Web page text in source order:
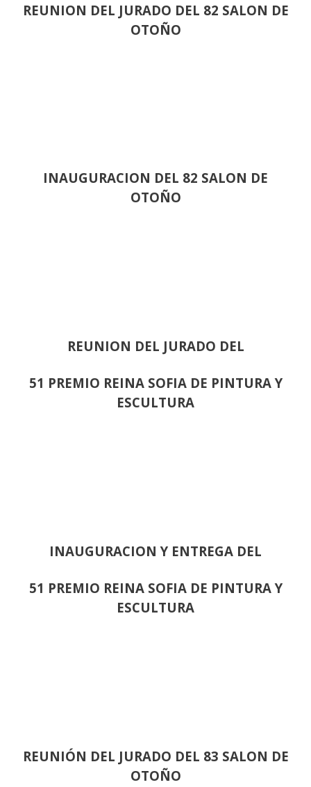
REUNION DEL JURADO DEL 82 SALON DE
OTOÑO
INAUGURACION DEL 82 SALON DE
OTOÑO
REUNION DEL JURADO DEL
51 PREMIO REINA SOFIA DE PINTURA Y
ESCULTURA
INAUGURACION Y ENTREGA DEL
51 PREMIO REINA SOFIA DE PINTURA Y
ESCULTURA
REUNIÓN DEL JURADO DEL 83 SALON DE
OTOÑO